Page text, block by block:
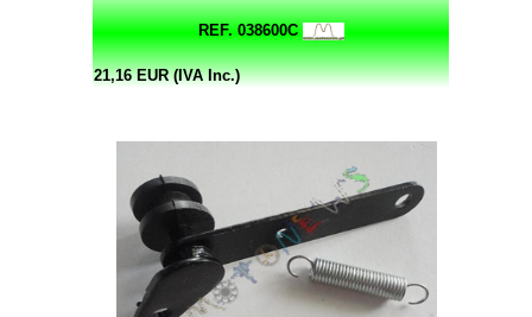
REF. 038600C
21,16 EUR (IVA Inc.)